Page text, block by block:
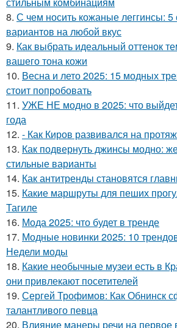
8. С чем носить кожаные леггинсы: 5
вариантов на любой вкус
9. Как выбрать идеальный оттенок
вашего тона кожи
10. Весна и лето 2025: 15 модных
стоит попробовать
11. УЖЕ НЕ модно в 2025: что
года
12. - Как Киров развивался на
13. Как подвернуть джинсы модно:
стильные варианты
14. Как антитренды становятся
15. Какие маршруты для пеших
Тагиле
16. Мода 2025: что будет в тренде
17. Модные новинки 2025: 10
Недели моды
18. Какие необычные музеи есть в
они привлекают посетителей
19. Сергей Трофимов: Как Обнинск
талантливого певца
20. Влияние манеры речи на первое